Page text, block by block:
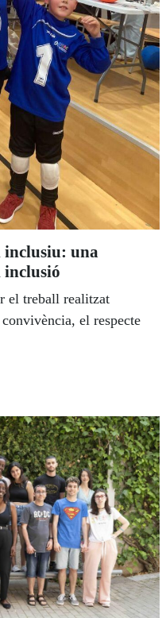
inclusiu: una
inclusió
el treball realitzat
el respecte